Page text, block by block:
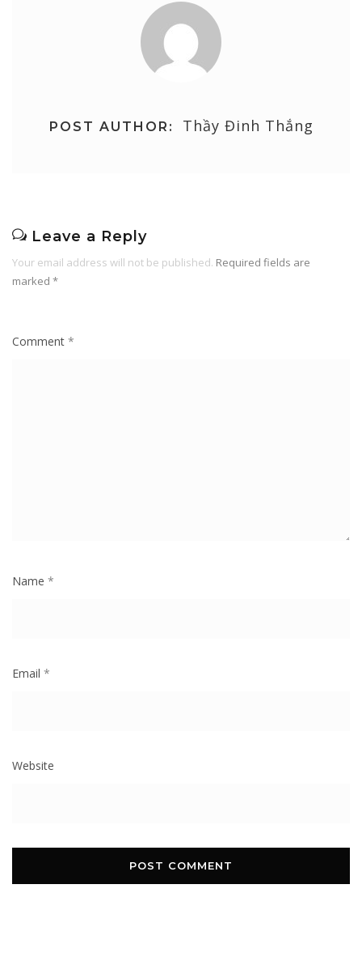
POST AUTHOR: Thầy Đinh Thắng
Leave a Reply
Your email address will not be published. Required fields are
marked *
Comment *
Name *
Email *
Website